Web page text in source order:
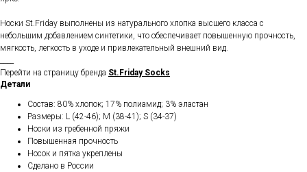
Носки St.Friday выполнены из натурального хлопка высшего класса с
небольшим добавлением синтетики, что обеспечивает повышенную прочность,
мягкость, легкость в уходе и привлекательный внешний вид.
Перейти на страницу бренда St.Friday Socks
Детали
Состав: 80% хлопок; 17% полиамид; 3% эластан
Размеры: L (42-46); M (38-41); S (34-37)
Носки из гребенной пряжи
Повышенная прочность
Носок и пятка укреплены
Сделано в России